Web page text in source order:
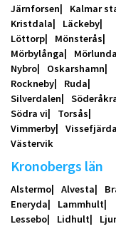
Järnforsen
Kalmar
Kristdala
Läckeby
Löttorp
Mönsterås
Mörbylånga
Mörlunda
Nybro
Oskarshamn
Rockneby
Ruda
Silverdalen
Södra vi
Torsås
Vimmerby
Vissefjärda
Västervik
Kronobergs län
Alstermo Alvesta
Eneryda
Lammhult
Lessebo
Lidhult